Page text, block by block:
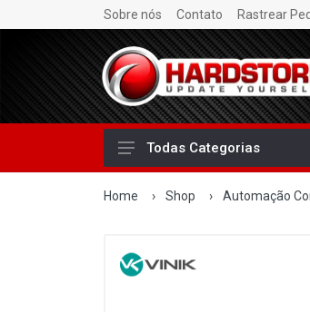
Sobre nós Contato Rastrear
Todas Categorias
Home › Shop › Automação